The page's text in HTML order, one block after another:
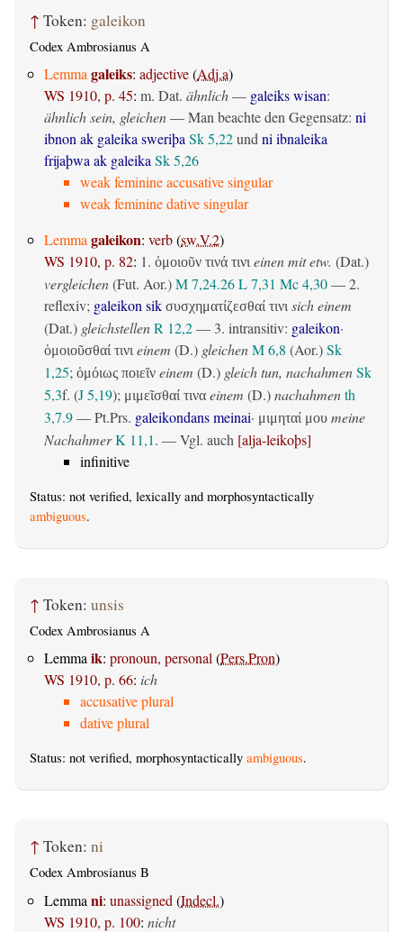
↑ Token: galeikon
Codex Ambrosianus A
Lemma galeiks: adjective(Adj.a)
WS 1910, p. 45: m. Dat. ähnlich— galeiks wisan:
ähnlich sein, gleichen— Man beachte den Gegensatz: ni
ibnon ak galeika sweriþa Sk 5,22und ni ibnaleika
frijaþwa ak galeika Sk 5,26
weak feminine accusative singular
weak feminine dative singular
Lemma galeikon: verb(sw.V.2)
WS 1910, p. 82: 1. ὁμοιοῦν τινά τινι einen mit etw. (Dat.)
vergleichen(Fut. Aor.)M 7,24.26L 7,31 Mc 4,30— 2.
reflexiv; galeikon sik συσχηματίζεσθαί τινι sich einem
(Dat.) gleichstellenR 12,2— 3. intransitiv: galeikon·
ὁμοιοῦσθαί τινι einem (D.) gleichenM 6,8 (Aor.)Sk
1,25; ὁμόιως ποιεῖν einem (D.) gleich tun, nachahmenSk
5,3f. (J 5,19); μιμεῖσθαί τινα einem (D.)nachahmenth
3,7.9—Pt.Prs. galeikondans meinai· μιμηταί μου meine
NachahmerK 11,1. — Vgl. auch [alja-leikoþs]
infinitive
Status: not verified, lexically and morphosyntactically
ambiguous.
↑ Token: unsis
Codex Ambrosianus A
Lemmaik: pronoun, personal(Pers.Pron)
WS 1910, p. 66: ich
accusative plural
dative plural
Status: not verified, morphosyntactically ambiguous.
↑ Token: ni
Codex Ambrosianus B
Lemma ni: unassigned (Indecl.)
WS 1910, p. 100: nicht